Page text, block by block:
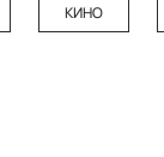
КИНО